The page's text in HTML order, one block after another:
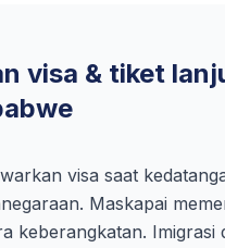
visa & tiket
visa saat
Maskapai
keberangkatan. Imigrasi